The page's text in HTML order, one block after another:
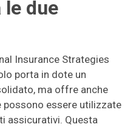
le due
Insurance Strategies
porta in dote un
ma offre anche
possono essere utilizzate
assicurativi. Questa